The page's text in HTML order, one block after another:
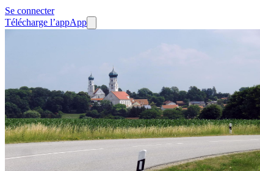
Se connecter
Télécharge l’appApp